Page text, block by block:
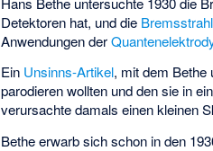
Detektoren hat, und die
Anwendungen der
Ein Unsinns-Artikel, mit dem Bethe
parodieren wollten und den sie in
verursachte damals einen kleinen
Bethe erwarb sich schon in den